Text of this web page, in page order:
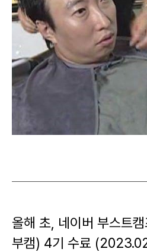
올해 초, 네이버 부스트
부캠) 4기 수료